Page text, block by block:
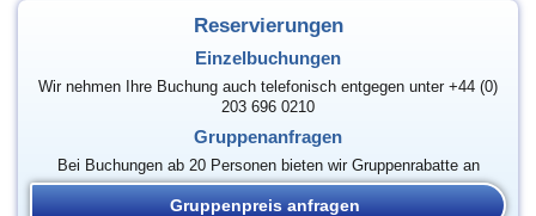
Reservierungen
Einzelbuchungen
Wir nehmen Ihre Buchung auch telefonisch entgegen unter +44 (0)
203 696 0210
Gruppenanfragen
Bei Buchungen ab 20 Personen bieten wir Gruppenrabatte an
Gruppenpreis anfragen